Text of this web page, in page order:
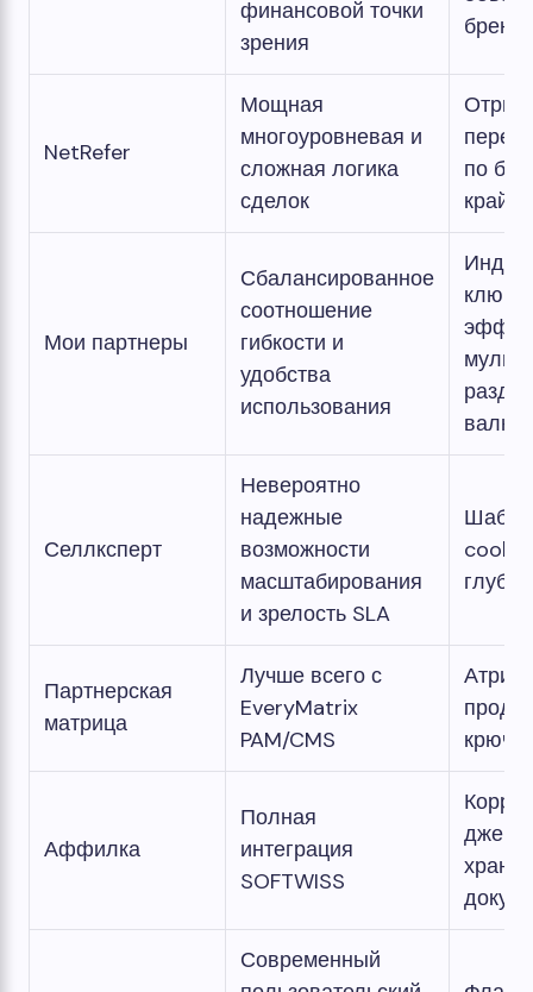
финансовой точки
зрения
NetRefer
Мощная
многоуровневая и
сложная логика
сделок
по
Мои партнеры
Сбалансированное
соотношение
гибкости и
удобства
использования
Селлксперт
Невероятно
надежные
возможности
масштабирования
и зрелость SLA
Партнерская
матрица
Лучше всего с
EveryMatrix
PAM/CMS
крючки
Аффилка
Полная
интеграция
SOFTWISS
Современный